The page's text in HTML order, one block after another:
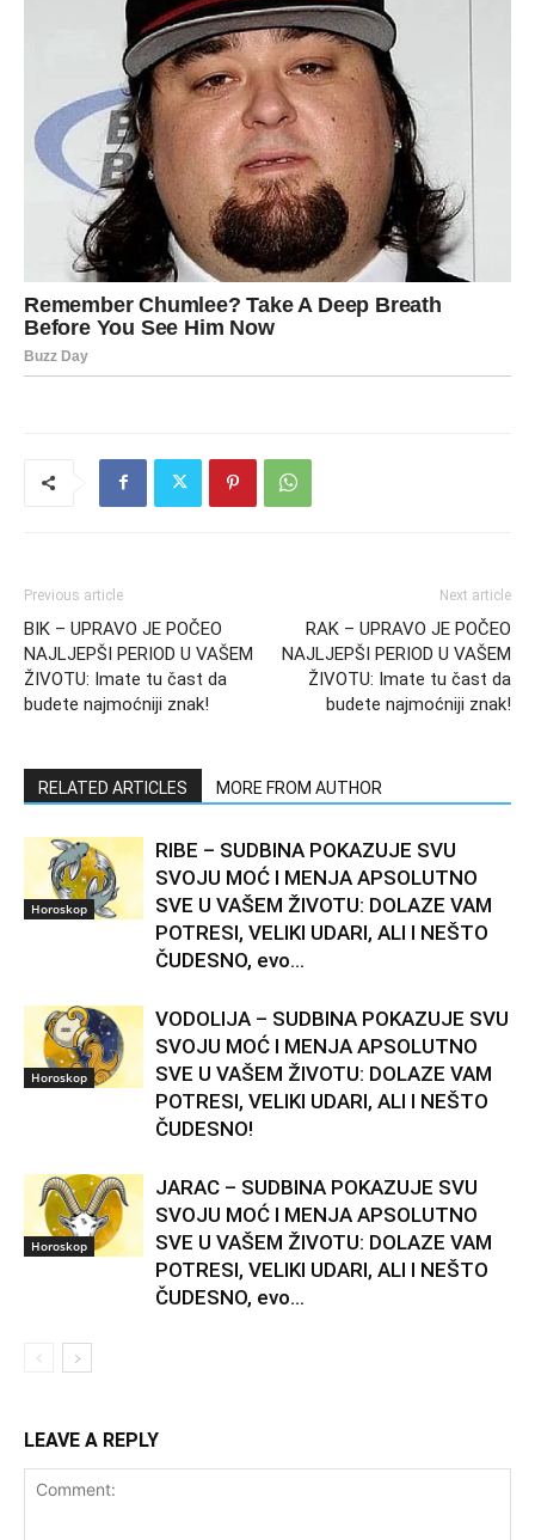
Previous article
BIK – UPRAVO JE POČEO
NAJLJEPŠI PERIOD U VAŠEM
ŽIVOTU: Imate tu čast da
budete najmoćniji znak!
Next article
RAK – UPRAVO JE POČEO
NAJLJEPŠI PERIOD U VAŠEM
ŽIVOTU: Imate tu čast da
budete najmoćniji znak!
RELATED ARTICLES MORE FROM AUTHOR
Horoskop
RIBE – SUDBINA POKAZUJE SVU
SVOJU MOĆ I MENJA APSOLUTNO
SVE U VAŠEM ŽIVOTU: DOLAZE VAM
POTRESI, VELIKI UDARI, ALI I NEŠTO
ČUDESNO, evo...
Horoskop
VODOLIJA – SUDBINA POKAZUJE SVU
SVOJU MOĆ I MENJA APSOLUTNO
SVE U VAŠEM ŽIVOTU: DOLAZE VAM
POTRESI, VELIKI UDARI, ALI I NEŠTO
ČUDESNO!
Horoskop
JARAC – SUDBINA POKAZUJE SVU
SVOJU MOĆ I MENJA APSOLUTNO
SVE U VAŠEM ŽIVOTU: DOLAZE VAM
POTRESI, VELIKI UDARI, ALI I NEŠTO
ČUDESNO, evo...
LEAVE A REPLY